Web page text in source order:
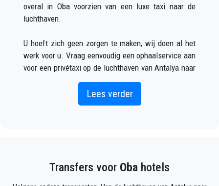
overal in Oba voorzien van een luxe taxi naar de
luchthaven.
U hoeft zich geen zorgen te maken, wij doen al het
werk voor u. Vraag eenvoudig een ophaalservice aan
voor een privétaxi op de luchthaven van Antalya naar
Oba (wat zowel online als telefonisch kan) en u zult
een chauffeur ontmoeten buiten de aankomsthal met
uw naam op een bord geschreven wanneer uw
PrivateTransferAntalya-team zal uw vlucht volgen en
Lees verder
Transfers voor Oba hotels